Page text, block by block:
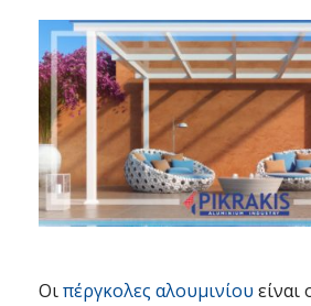
Οιπέργκολες αλουμινίου είναι